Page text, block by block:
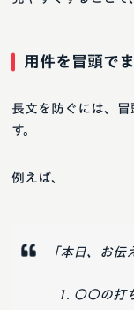
用件を冒頭で
長文を防ぐには、
す。
例えば、
「本日、お伝
〇〇の打